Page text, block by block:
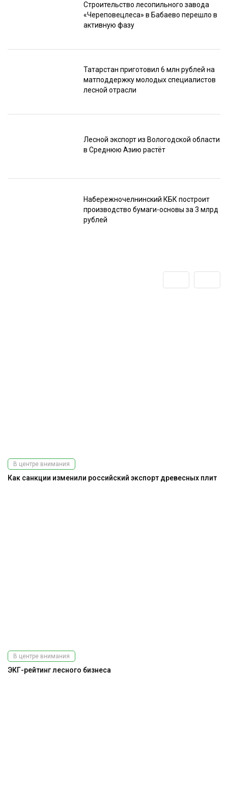
Строительство лесопильного завода
«Череповецлеса» в Бабаево перешло в
активную фазу
Татарстан приготовил 6 млн рублей на
матподдержку молодых специалистов
лесной отрасли
Лесной экспорт из Вологодской области
в Среднюю Азию растёт
Набережночелнинский КБК построит
производство бумаги-основы за 3 млрд
рублей
В центре внимания
Как санкции изменили российский экспорт древесных плит
В центре внимания
ЭКГ-рейтинг лесного бизнеса